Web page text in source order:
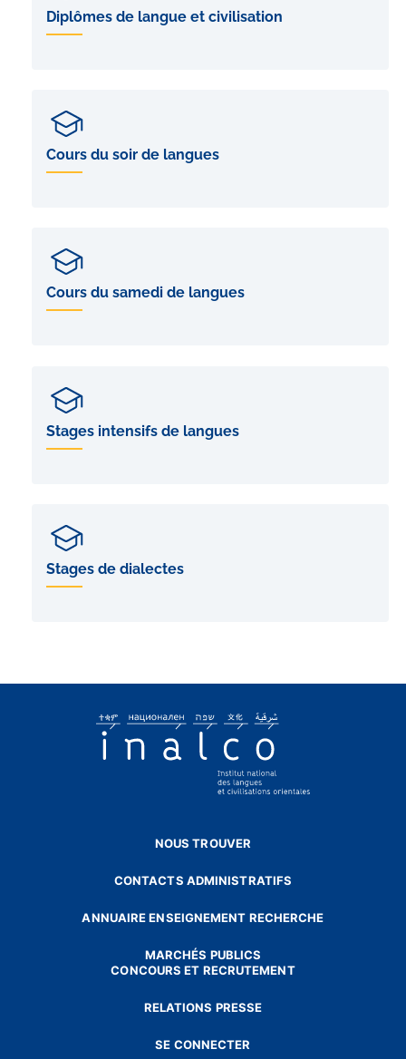
Diplômes de langue et civilisation
Cours du soir de langues
Cours du samedi de langues
Stages intensifs de langues
Stages de dialectes
NOUS TROUVER
CONTACTS ADMINISTRATIFS
ANNUAIRE ENSEIGNEMENT RECHERCHE
MARCHÉS PUBLICS
CONCOURS ET RECRUTEMENT
RELATIONS PRESSE
SE CONNECTER